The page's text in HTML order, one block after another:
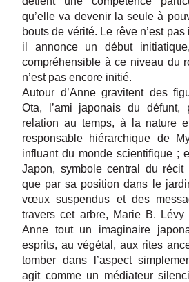
qu’elle va devenir la seule à
bouts de vérité. Le rêve n’est
il annonce un début
compréhensible à ce niveau du
n’est pas encore initié.
Autour d’Anne gravitent des
Ota, l’ami japonais du défunt,
relation au temps, à la nature
responsable hiérarchique de
influant du monde scientifique ;
Japon, symbole central du
que par sa position dans le
vœux suspendus et des
travers cet arbre, Marie B. Lévy
Anne tout un imaginaire
esprits, au végétal, aux rites
tomber dans l’aspect
agit comme un médiateur